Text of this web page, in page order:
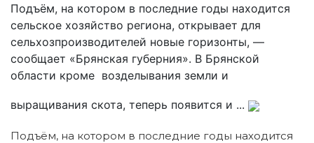
Подъём, на котором в последние годы находится
сельское хозяйство региона, открывает для
сельхозпроизводителей новые горизонты, —
сообщает «Брянская губерния». В Брянской
области кроме возделывания земли и
выращивания скота, теперь появится и ...
Подъём, на котором в последние годы находится